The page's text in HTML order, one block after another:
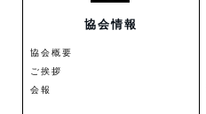
協会情報
協会概要
ご挨拶
会報